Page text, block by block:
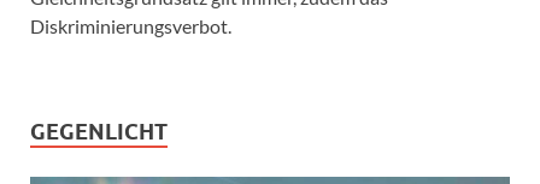
Diskriminierungsverbot.
GEGENLICHT